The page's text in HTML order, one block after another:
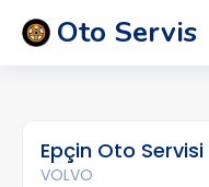
Oto Servis
Epçin Oto Servisi
VOLVO